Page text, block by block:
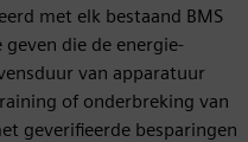
met elk bestaand BMS
die de energie-
van apparatuur
of onderbreking van
geverifieerde besparingen